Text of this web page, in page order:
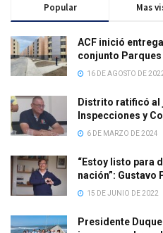
Popular Mas
ACF inició
conjunto
16 DE AGOSTO DE
Distrito ratificó al
Inspecciones y
6 DE MARZO DE 2024
“Estoy listo para
nación”: Gustavo
15 DE JUNIO DE 2022
Presidente